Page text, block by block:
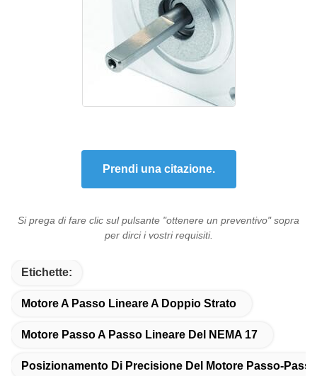
Prendi una citazione.
Si prega di fare clic sul pulsante "ottenere un preventivo" sopra
per dirci i vostri requisiti.
Etichette:
Motore A Passo Lineare A Doppio Strato
Motore Passo A Passo Lineare Del NEMA 17
Posizionamento Di Precisione Del Motore Passo-